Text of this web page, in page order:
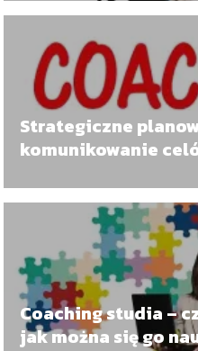
Strategiczne
komunikowanie
kurs coachingu dla
Coaching studia –
jak można się go